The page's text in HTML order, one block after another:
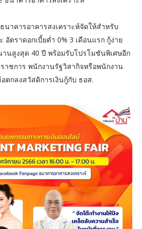
นาคารอาคารสงเคราะห์จัดให้สำหรับ
อัตราดอกเบี้ยต่ำ 0% 3 เดือนแรก กู้ง่าย
านสูงสุด 40 ปี พร้อมรับโปรโมชันพิเศษอีก
าชการ พนักงานรัฐวิสากิจหรือพนักงาน
ตกลงสวัสดิการเงินกู้กับ ธอส.